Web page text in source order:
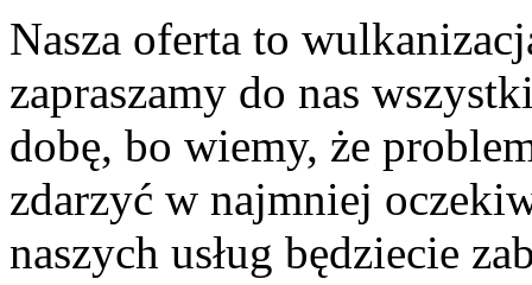
Nasza oferta to
zapraszamy do nas
dobę, bo wiemy, że
zdarzyć w najmniej
naszych usług będziecie